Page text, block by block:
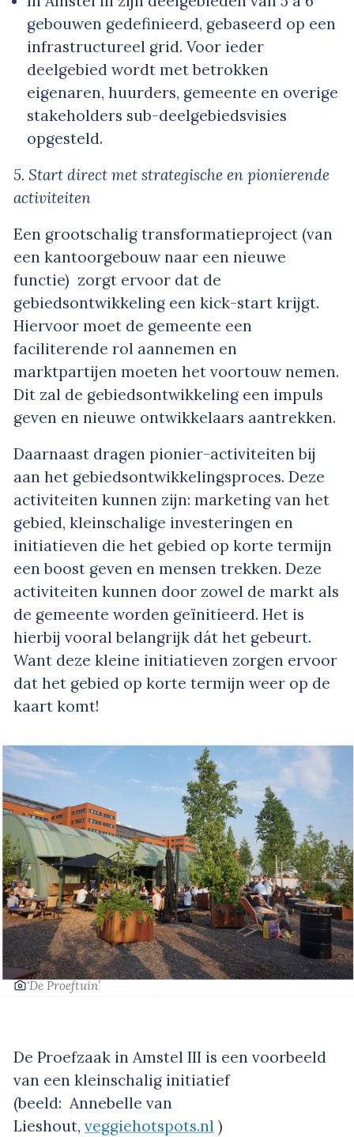
gebouwen gedefinieerd, gebaseerd op een
infrastructureel grid. Voor ieder
deelgebied wordt met betrokken
eigenaren, huurders, gemeente en overige
stakeholders sub-deelgebiedsvisies
opgesteld.
5. Start direct met strategische en pionierende
activiteiten
Een grootschalig transformatieproject (van
een kantoorgebouw naar een nieuwe
functie) zorgt ervoor dat de
gebiedsontwikkeling een kick-start krijgt.
Hiervoor moet de gemeente een
faciliterende rol aannemen en
marktpartijen moeten het voortouw nemen.
Dit zal de gebiedsontwikkeling een impuls
geven en nieuwe ontwikkelaars aantrekken.
Daarnaast dragen pionier-activiteiten bij
aan het gebiedsontwikkelingsproces. Deze
activiteiten kunnen zijn: marketing van het
gebied, kleinschalige investeringen en
initiatieven die het gebied op korte termijn
een boost geven en mensen trekken. Deze
activiteiten kunnen door zowel de markt als
de gemeente worden geïnitieerd. Het is
hierbij vooral belangrijk dát het gebeurt.
Want deze kleine initiatieven zorgen ervoor
dat het gebied op korte termijn weer op de
kaart komt!
‘De Proeftuin’
De Proefzaak in Amstel III is een voorbeeld
van een kleinschalig initiatief
(beeld: Annebelle van
Lieshout, veggiehotspots.nl )